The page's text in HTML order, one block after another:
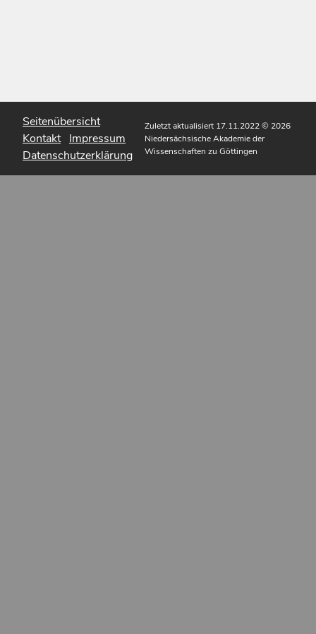
Seitenübersicht
Kontakt Impressum
Datenschutzerklärung
Zuletzt aktualisiert 17.11.2022© 2026
Niedersächsische Akademie der
Wissenschaften zu Göttingen